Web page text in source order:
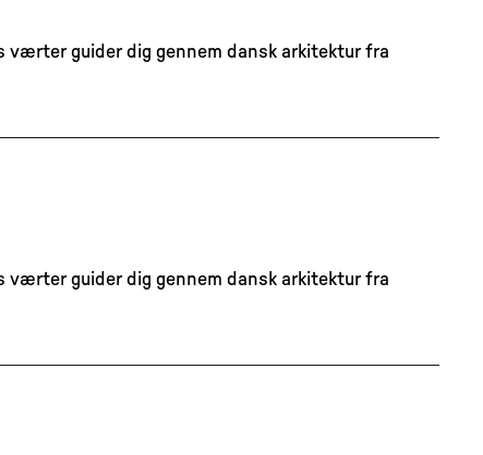
værter guider dig gennem dansk arkitektur fra
værter guider dig gennem dansk arkitektur fra